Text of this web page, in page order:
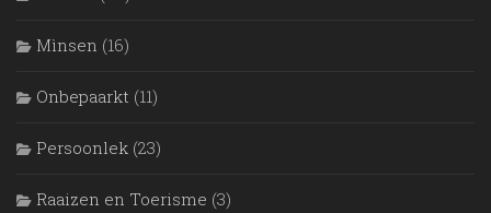
Mìnsen (16)
Onbepaarkt (11)
Persoonlek (23)
Raaizen en Toerisme (3)